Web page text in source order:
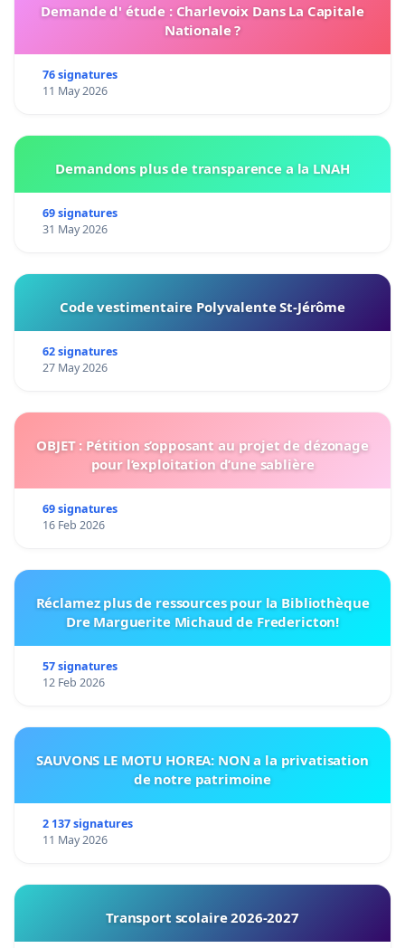
Demande d' étude : Charlevoix Dans La Capitale
Nationale ?
76 signatures
11 May 2026
Demandons plus de transparence a la LNAH
69 signatures
31 May 2026
Code vestimentaire Polyvalente St-Jérôme
62 signatures
27 May 2026
OBJET : Pétition s’opposant au projet de dézonage
pour l’exploitation d’une sablière
69 signatures
16 Feb 2026
Réclamez plus de ressources pour la Bibliothèque
Dre Marguerite Michaud de Fredericton!
57 signatures
12 Feb 2026
SAUVONS LE MOTU HOREA: NON a la privatisation
de notre patrimoine
2 137 signatures
11 May 2026
Transport scolaire 2026-2027